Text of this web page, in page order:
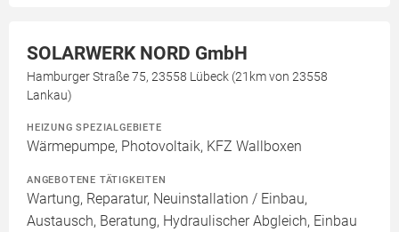
SOLARWERK NORD GmbH
Hamburger Straße 75, 23558 Lübeck (21km von 23558
Lankau)
HEIZUNG SPEZIALGEBIETE
Wärmepumpe, Photovoltaik, KFZ Wallboxen
ANGEBOTENE TÄTIGKEITEN
Wartung, Reparatur, Neuinstallation / Einbau,
Austausch, Beratung, Hydraulischer Abgleich, Einbau